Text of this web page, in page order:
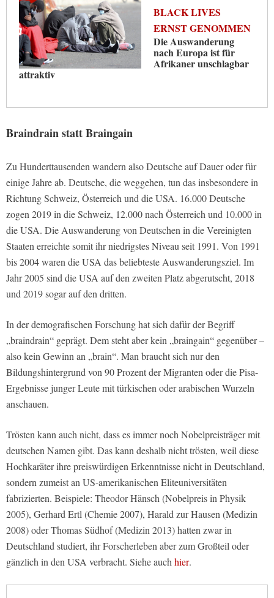
BLACK LIVES
ERNST GENOMMEN
Die Auswanderung
nach Europa ist für
Afrikaner unschlagbar
attraktiv
Braindrain statt Braingain
Zu Hunderttausenden wandern also Deutsche auf Dauer oder für
einige Jahre ab. Deutsche, die weggehen, tun das insbesondere in
Richtung Schweiz, Österreich und die USA. 16.000 Deutsche
zogen 2019 in die Schweiz, 12.000 nach Österreich und 10.000 in
die USA. Die Auswanderung von Deutschen in die Vereinigten
Staaten erreichte somit ihr niedrigstes Niveau seit 1991. Von 1991
bis 2004 waren die USA das beliebteste Auswanderungsziel. Im
Jahr 2005 sind die USA auf den zweiten Platz abgerutscht, 2018
und 2019 sogar auf den dritten.
In der demografischen Forschung hat sich dafür der Begriff
„braindrain“ geprägt. Dem steht aber kein „braingain“ gegenüber –
also kein Gewinn an „brain“. Man braucht sich nur den
Bildungshintergrund von 90 Prozent der Migranten oder die Pisa-
Ergebnisse junger Leute mit türkischen oder arabischen Wurzeln
anschauen.
Trösten kann auch nicht, dass es immer noch Nobelpreisträger mit
deutschen Namen gibt. Das kann deshalb nicht trösten, weil diese
Hochkaräter ihre preiswürdigen Erkenntnisse nicht in Deutschland,
sondern zumeist an US-amerikanischen Eliteuniversitäten
fabrizierten. Beispiele: Theodor Hänsch (Nobelpreis in Physik
2005), Gerhard Ertl (Chemie 2007), Harald zur Hausen (Medizin
2008) oder Thomas Südhof (Medizin 2013) hatten zwar in
Deutschland studiert, ihr Forscherleben aber zum Großteil oder
gänzlich in den USA verbracht. Siehe auchhier.